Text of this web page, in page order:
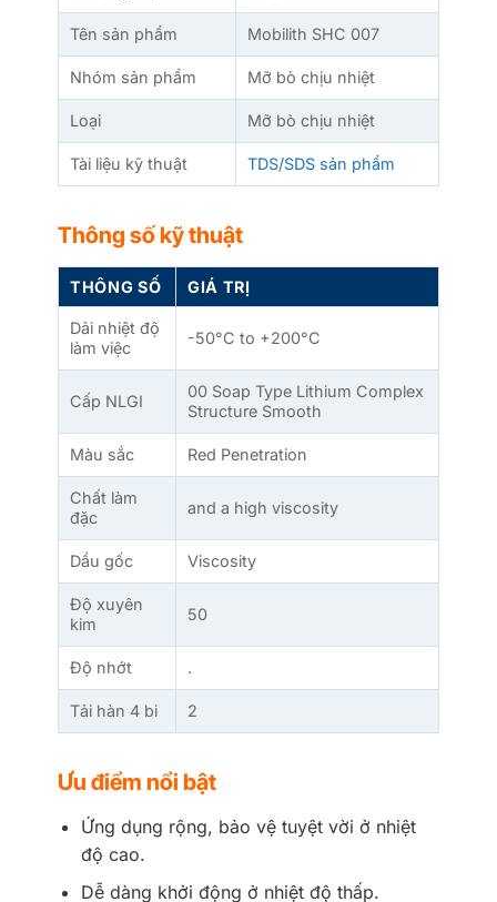
Tên sản phẩm Mobilith SHC 007
Nhóm sản phẩm Mỡ bò chịu nhiệt
Loại Mỡ bò chịu nhiệt
Tài liệu kỹ thuật TDS/SDS sản phẩm
Thông số kỹ thuật
THÔNG SỐ GIÁ TRỊ
Dải nhiệt độ
làm việc
-50°C to +200°C
Cấp NLGI
00 Soap Type Lithium Complex
Structure Smooth
Màu sắc Red Penetration
Chất làm
đặc
and a high viscosity
Dầu gốc Viscosity
Độ xuyên
kim
50
Độ nhớt .
Tải hàn 4 bi 2
Ưu điểm nổi bật
Ứng dụng rộng, bảo vệ tuyệt vời ở nhiệt
độ cao.
Dễ dàng khởi động ở nhiệt độ thấp.